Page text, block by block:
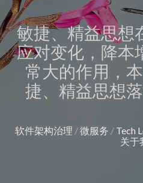
敏捷、精益思想
应对变化，降本
常大的作用，
捷、精益思想
软件架构治理 微服务 Tech
关于